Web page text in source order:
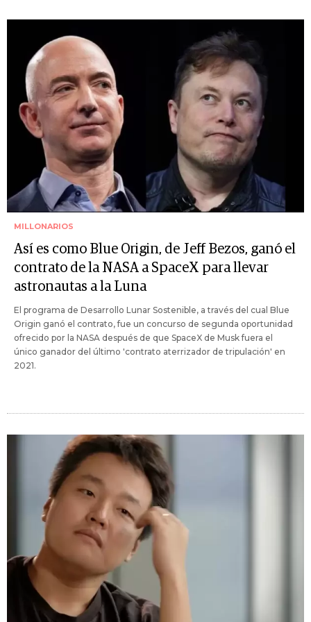
MILLONARIOS
Así es como Blue Origin, de Jeff Bezos, ganó el
contrato de la NASA a SpaceX para llevar
astronautas a la Luna
El programa de Desarrollo Lunar Sostenible, a través del cual Blue
Origin ganó el contrato, fue un concurso de segunda oportunidad
ofrecido por la NASA después de que SpaceX de Musk fuera el
único ganador del último 'contrato aterrizador de tripulación' en
2021.